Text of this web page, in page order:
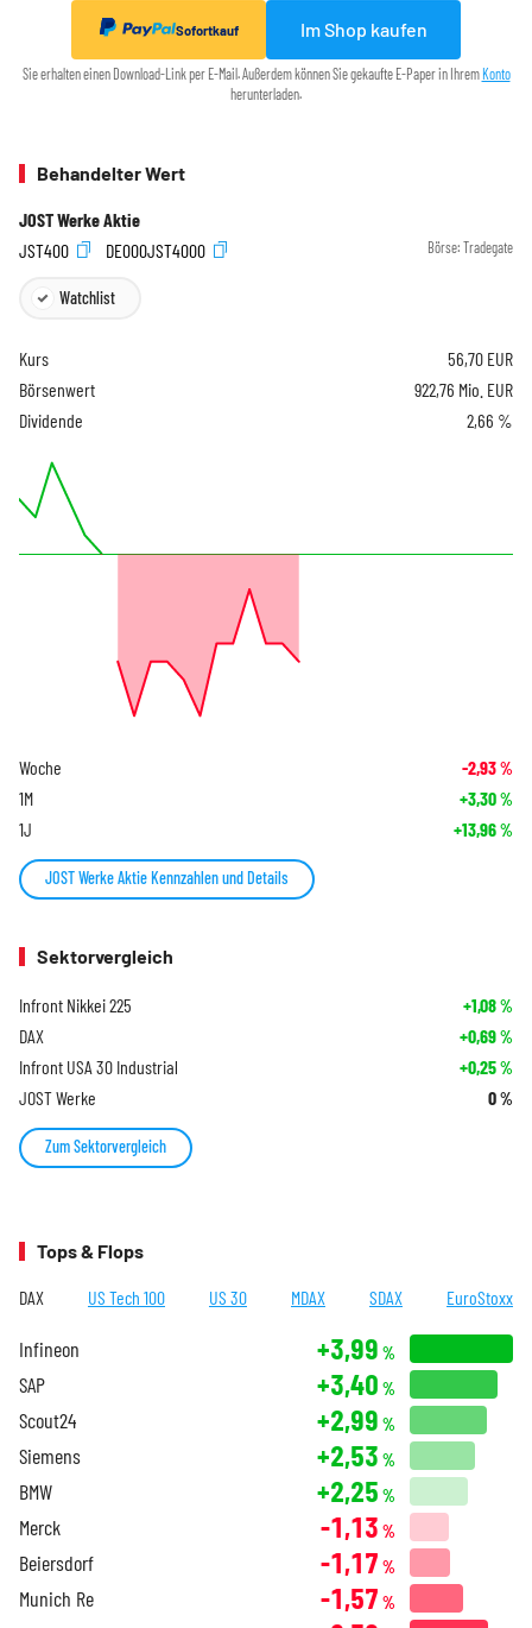
Sofortkauf Im Shop kaufen
Sie erhalten einen Download-Link per E-Mail. Außerdem können Sie gekaufte E-Paper in Ihrem Konto
herunterladen.
Behandelter Wert
JOST Werke Aktie
JST400
DE000JST4000 Börse: Tradegate
Watchlist
Kurs 56,70 EUR
Börsenwert
922,76 Mio. EUR
Dividende
2,66 %
Woche -2,93%
1M +3,30%
1J +13,96%
JOST Werke Aktie Kennzahlen und Details
Sektorvergleich
Infront Nikkei 225 +1,08%
DAX +0,69%
Infront USA 30 Industrial +0,25%
JOST Werke 0%
Zum Sektorvergleich
Tops & Flops
DAX US Tech 100 US 30 MDAX SDAX EuroStoxx
Infineon +3,99 %
SAP +3,40 %
Scout24 +2,99 %
Siemens +2,53 %
BMW +2,25 %
Merck -1,13 %
Beiersdorf -1,17 %
Munich Re -1,57 %